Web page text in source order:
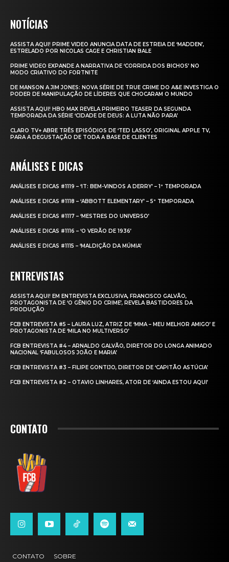
NOTÍCIAS
ASSISTA AQUI! PRIME VIDEO ANUNCIA DATA DE ESTREIA DE ‘MADDEN’,
ESTRELADO POR NICOLAS CAGE E CHRISTIAN BALE
PRIME VIDEO EXPANDE A NARRATIVA DE ‘CORRIDA DOS BICHOS’ NO
MODO CRIATIVO DO FORTNITE
DE MANSON A JIM JONES: NOVA SÉRIE DE TRUE CRIME DO A&E INVESTIGA O
PODER DE MANIPULAÇÃO DE LÍDERES QUE CHOCARAM O MUNDO
ASSISTA AQUI! HBO MAX REVELA PRIMEIRO TEASER DA SEGUNDA
TEMPORADA DA SÉRIE ‘CIDADE DE DEUS: A LUTA NÃO PARA’
CLARO TV+ ABRE TRÊS EPISÓDIOS DE ‘TED LASSO’, ORIGINAL APPLE TV,
PARA A DEGUSTAÇÃO DE TODA A BASE DE CLIENTES
ANÁLISES E DICAS
ANÁLISES E DICAS #1119 – ‘IT: BEM-VINDOS A DERRY’ – 1ª TEMPORADA
ANÁLISES E DICAS #1118 – ‘ABBOTT ELEMENTARY’ – 5ª TEMPORADA
ANÁLISES E DICAS #1117 – ‘MESTRES DO UNIVERSO’
ANÁLISES E DICAS #1116 – ‘O VERÃO DE 1936’
ANÁLISES E DICAS #1115 – ‘MALDIÇÃO DA MÚMIA’
ENTREVISTAS
ASSISTA AQUI! EM ENTREVISTA EXCLUSIVA, FRANCISCO GALVÃO,
PROTAGONISTA DE ‘O GÊNIO DO CRIME’, REVELA BASTIDORES DA
PRODUÇÃO
FCB ENTREVISTA #5 – LAURA LUZ, ATRIZ DE ‘MMA – MEU MELHOR AMIGO’ E
PROTAGONISTA DE ‘MILA NO MULTIVERSO’
FCB ENTREVISTA #4 – ARNALDO GALVÃO, DIRETOR DO LONGA ANIMADO
NACIONAL ‘FABULOSOS JOÃO E MARIA’
FCB ENTREVISTA #3 – FILIPE GONTIJO, DIRETOR DE ‘CAPITÃO ASTÚCIA’
FCB ENTREVISTA #2 – OTAVIO LINHARES, ATOR DE ‘AINDA ESTOU AQUI’
CONTATO
CONTATO SOBRE